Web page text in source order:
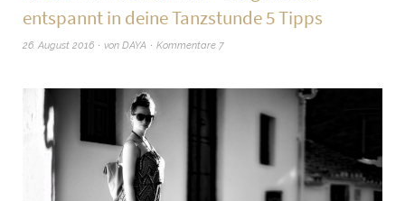
entspannt in deine Tanzstunde 5 Tipps
26. August 2016 von DAYA Kommentare 7